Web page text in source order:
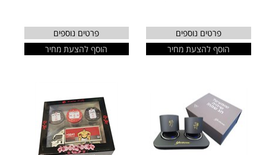
פרטים נוספים
הוסף להצעת מחיר
פרטים נוספים
הוסף להצעת מחיר